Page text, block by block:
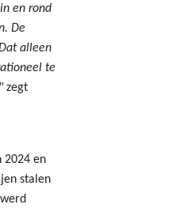
en rond
De
alleen
te
zegt
2024 en
stalen